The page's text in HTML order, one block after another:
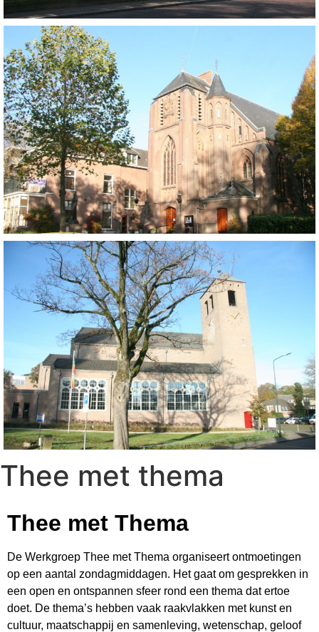
Thee met thema
Thee met Thema
De Werkgroep Thee met Thema organiseert ontmoetingen
op een aantal zondagmiddagen. Het gaat om gesprekken in
een open en ontspannen sfeer rond een thema dat ertoe
doet. De thema’s hebben vaak raakvlakken met kunst en
cultuur, maatschappij en samenleving, wetenschap, geloof